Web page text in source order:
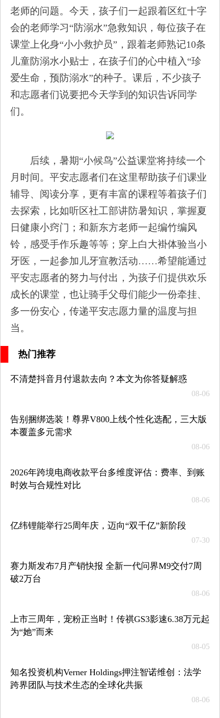
老师的问题。今天，孩子们一起跟着区红十字
会的老师学习“防溺水”急救知识，每位孩子在
课堂上化身“小小救护员”，跟着老师熟记10条
儿童防溺水小贴士，在孩子们的心中植入“珍
爱生命，预防溺水”的种子。课后，不少孩子
和志愿者们说要把今天学到的知识告诉同学
们。
后续，暑期“小候鸟”公益课堂将持续一个
月时间。平安志愿者们在这里帮助孩子们课业
辅导、阅读分享，更有丰富的课程等着孩子们
去探索，比如听区社工部讲防暑知识，掌握夏
日健康小窍门；和新东方老师一起编竹编风
铃，感受手作乐趣等等；穿上白大褂体验当小
牙医，一起参加儿牙宣教活动……希望能通过
平安志愿者的努力与付出，为孩子们提供欢乐
成长的课堂，也让骑手父母们能少一份牵挂、
多一份安心，传递平安志愿力量的温度与担
当。
热门推荐
不清楚抖音月付退款去向？本文为你答疑解惑
08-06
告别捆绑选装！尊界V800上线个性化选配，三大版
本覆盖多元需求
08-06
2026年跨境电商收款平台多维度评估：费率、到账
时效与合规性对比
08-06
亿纬锂能举行25周年庆，迈向“双千亿”新阶段
07-30
赛力斯发布7月产销快报 全新一代问界M9交付7周
破2万台
08-06
上市三周年，宠粉正当时！传祺GS3影速6.38万元起
为“她”而来
08-05
知名投资机构Verner Holdings押注智诺维创：法学
跨界团队与技术生态的全球化共振
08-06